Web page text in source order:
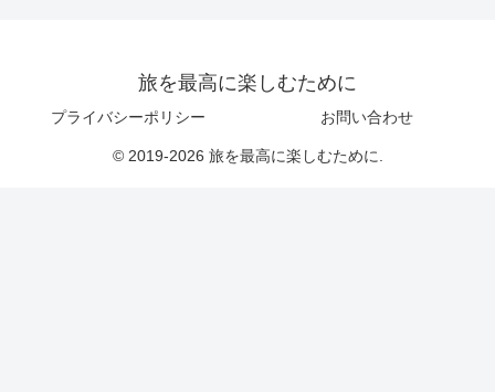
旅を最高に楽しむために
プライバシーポリシー お問い合わせ
© 2019-2026 旅を最高に楽しむために.